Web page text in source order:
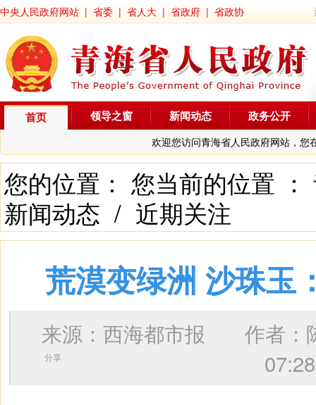
中央人民政府网站 | 省委 | 省人大 | 省政府 | 省政协
首页
欢迎您访问青海省人民政府网站，您
领导之窗 新闻动态 政务公开
您的位置： 您当前的位置 ：
新闻动态 / 近期关注
荒漠变绿洲 沙珠玉
来源：西海都市报 作者：
分享